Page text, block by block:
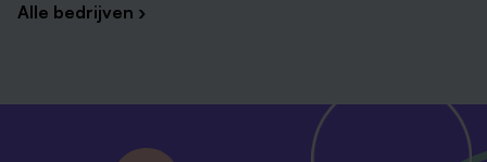
Alle bedrijven ›